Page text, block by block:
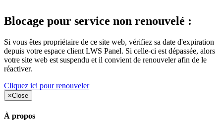
Blocage pour service non renouvelé :
Si vous êtes propriétaire de ce site web, vérifiez sa date d'expiration
depuis votre espace client LWS Panel. Si celle-ci est dépassée, alors
votre site web est suspendu et il convient de renouveler afin de le
réactiver.
Cliquez ici pour renouveler
×Close
À propos